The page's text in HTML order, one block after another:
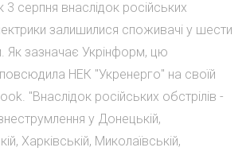
серпня внаслідок російських
залишилися споживачі у шести
Як зазначає Укрінформ, цю
НЕК "Укренерго" на своїй
"Внаслідок російських обстрілів -
у Донецькій,
Харківській, Миколаївській,